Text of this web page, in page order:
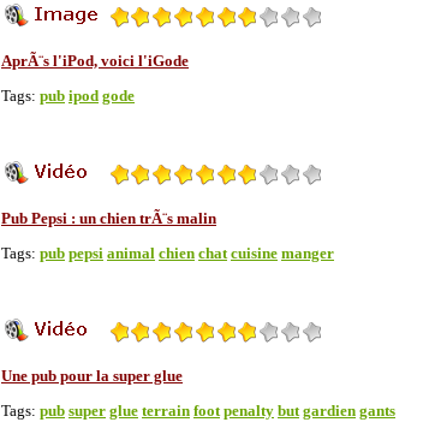
AprÃ¨s l'iPod, voici l'iGode
Tags: pub ipod gode
Pub Pepsi : un chien trÃ¨s malin
Tags: pub pepsi animal chien chat cuisine manger
Une pub pour la super glue
Tags: pub super glue terrain foot penalty but gardien gants